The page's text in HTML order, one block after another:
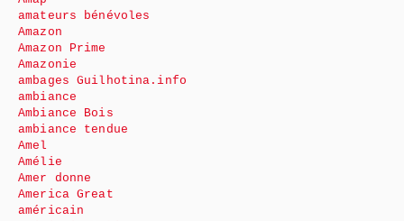
amateurs bénévoles
Amazon
Amazon Prime
Amazonie
ambages Guilhotina.info
ambiance
Ambiance Bois
ambiance tendue
Amel
Amélie
Amer donne
America Great
américain